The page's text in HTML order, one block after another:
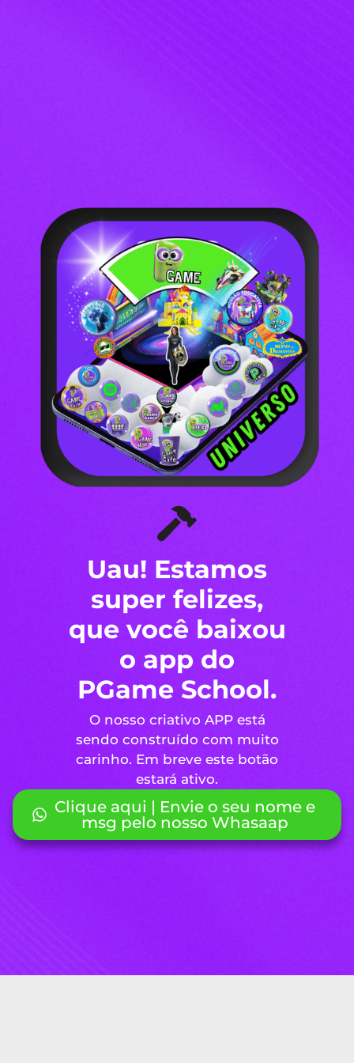
Uau! Estamos
super felizes,
que você baixou
o app do
PGame School.
O nosso criativo APP está
sendo construído com muito
carinho. Em breve este botão
estará ativo.
Clique aqui | Envie o seu nome e
msg pelo nosso Whasaap